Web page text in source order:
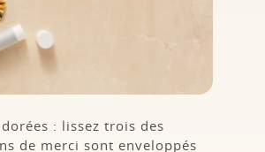
: lissez trois des
de merci sont enveloppés